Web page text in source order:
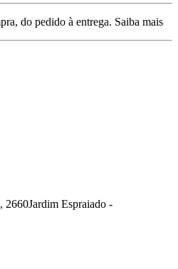
do pedido à entrega. Saiba mais
2660Jardim Espraiado -